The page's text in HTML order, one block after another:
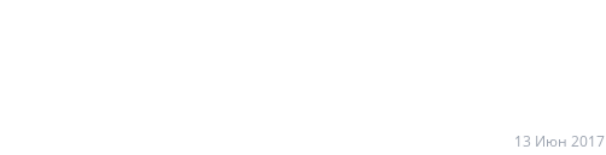
13 Июн 2017